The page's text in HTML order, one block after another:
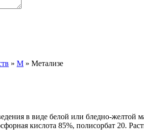
» М » Метализе
в виде белой или бледно-желтой
кислота 85%, полисорбат 20.